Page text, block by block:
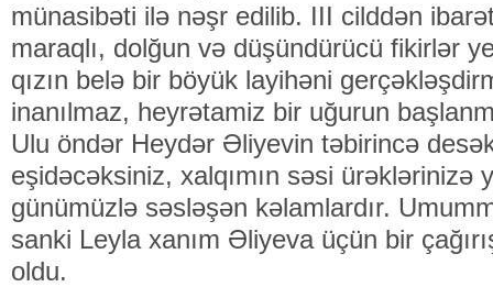
münasibəti ilə nəşr edilib. III cilddən
maraqlı, dolğun və düşündürücü fikirlər
qızın belə bir böyük layihəni
inanılmaz, heyrətamiz bir uğurun
Ulu öndər Heydər Əliyevin təbirincə
eşidəcəksiniz, xalqımın səsi ürəklərinizə
günümüzlə səsləşən kəlamlardır.
sanki Leyla xanım Əliyeva üçün bir
oldu.